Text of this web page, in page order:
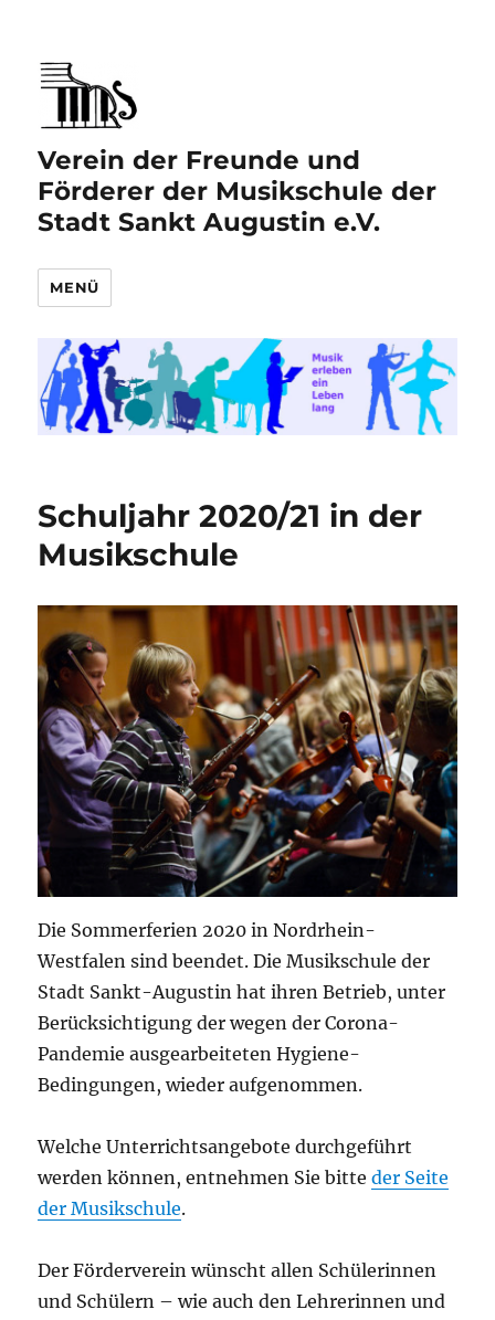
Verein der Freunde und
Förderer der Musikschule der
Stadt Sankt Augustin e.V.
MENÜ
Schuljahr 2020/21 in der
Musikschule
Die Sommerferien 2020 in Nordrhein-
Westfalen sind beendet. Die Musikschule der
Stadt Sankt-Augustin hat ihren Betrieb, unter
Berücksichtigung der wegen der Corona-
Pandemie ausgearbeiteten Hygiene-
Bedingungen, wieder aufgenommen.
Welche Unterrichtsangebote durchgeführt
werden können, entnehmen Sie bitteder Seite
der Musikschule.
Der Förderverein wünscht allen Schülerinnen
und Schülern – wie auch den Lehrerinnen und